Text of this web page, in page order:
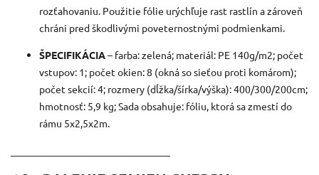
rozťahovaniu. Použitie fólie urýchľuje rast rastlín a zároveň
chráni pred škodlivými poveternostnými podmienkami.
ŠPECIFIKÁCIA – farba: zelená; materiál: PE 140g/m2; počet
vstupov: 1; počet okien: 8 (okná so sieťou proti komárom);
počet sekcií: 4; rozmery (dĺžka/šírka/výška): 400/300/200cm;
hmotnosť: 5,9 kg; Sada obsahuje: fóliu, ktorá sa zmestí do
rámu 5x2,5x2m.